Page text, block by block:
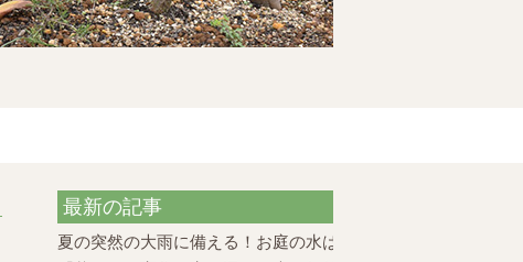
最新の記事
夏の突然の大雨に備える！お庭の水はけ対策と外構のポイント